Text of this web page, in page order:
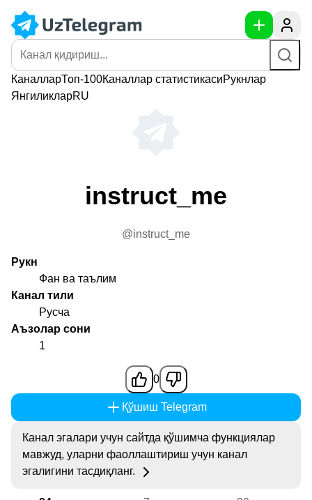
КаналларТоп-100Каналлар статистикасиРукнлар
ЯнгиликларRU
instruct_me
@instruct_me
Рукн
Фан ва таълим
Канал тили
Русча
Аъзолар сони
1
0
Қўшиш Telegram
Канал эгалари учун сайтда қўшимча функциялар
мавжуд, уларни фаоллаштириш учун канал
эгалигини тасдиқланг.